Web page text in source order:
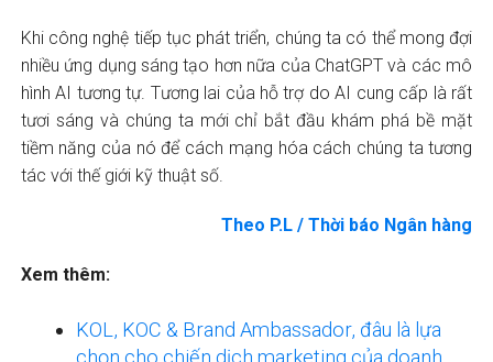
Khi công nghệ tiếp tục phát triển, chúng ta có thể mong đợi
nhiều ứng dụng sáng tạo hơn nữa của ChatGPT và các mô
hình AI tương tự. Tương lai của hỗ trợ do AI cung cấp là rất
tươi sáng và chúng ta mới chỉ bắt đầu khám phá bề mặt
tiềm năng của nó để cách mạng hóa cách chúng ta tương
tác với thế giới kỹ thuật số.
Theo P.L / Thời báo Ngân hàng
Xem thêm:
KOL, KOC & Brand Ambassador, đâu là lựa
chọn cho chiến dịch marketing của doanh